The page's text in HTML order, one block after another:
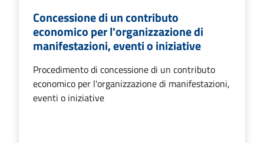
Concessione di un contributo
economico per l'organizzazione di
manifestazioni, eventi o iniziative
Procedimento di concessione di un contributo
economico per l'organizzazione di manifestazioni,
eventi o iniziative